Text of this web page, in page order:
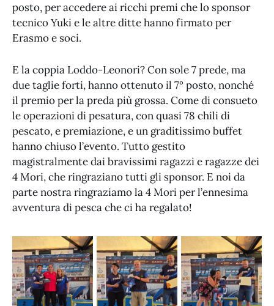
posto, per accedere ai ricchi premi che lo sponsor
tecnico Yuki e le altre ditte hanno firmato per
Erasmo e soci.
E la coppia Loddo-Leonori? Con sole 7 prede, ma
due taglie forti, hanno ottenuto il 7° posto, nonché
il premio per la preda più grossa. Come di consueto
le operazioni di pesatura, con quasi 78 chili di
pescato, e premiazione, e un graditissimo buffet
hanno chiuso l’evento. Tutto gestito
magistralmente dai bravissimi ragazzi e ragazze dei
4 Mori, che ringraziano tutti gli sponsor. E noi da
parte nostra ringraziamo la 4 Mori per l’ennesima
avventura di pesca che ci ha regalato!